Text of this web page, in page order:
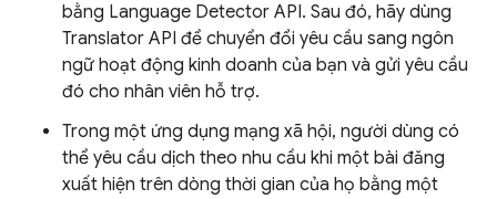
bằng Language Detector API. Sau đó, hãy dùng
Translator API để chuyển đổi yêu cầu sang ngôn
ngữ hoạt động kinh doanh của bạn và gửi yêu cầu
đó cho nhân viên hỗ trợ.
Trong một ứng dụng mạng xã hội, người dùng có
thể yêu cầu dịch theo nhu cầu khi một bài đăng
xuất hiện trên dòng thời gian của họ bằng một